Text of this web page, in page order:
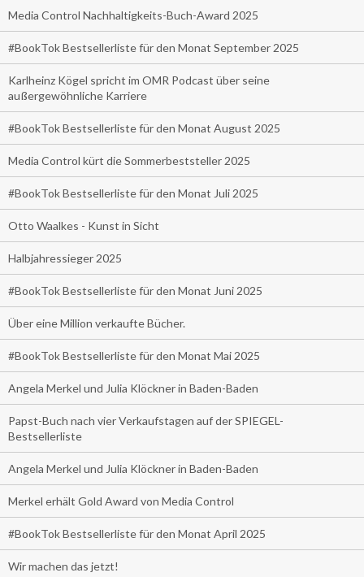
Media Control Nachhaltigkeits-Buch-Award 2025
#BookTok Bestsellerliste für den Monat September 2025
Karlheinz Kögel spricht im OMR Podcast über seine
außergewöhnliche Karriere
#BookTok Bestsellerliste für den Monat August 2025
Media Control kürt die Sommerbeststeller 2025
#BookTok Bestsellerliste für den Monat Juli 2025
Otto Waalkes - Kunst in Sicht
Halbjahressieger 2025
#BookTok Bestsellerliste für den Monat Juni 2025
Über eine Million verkaufte Bücher.
#BookTok Bestsellerliste für den Monat Mai 2025
Angela Merkel und Julia Klöckner in Baden-Baden
Papst-Buch nach vier Verkaufstagen auf der SPIEGEL-
Bestsellerliste
Angela Merkel und Julia Klöckner in Baden-Baden
Merkel erhält Gold Award von Media Control
#BookTok Bestsellerliste für den Monat April 2025
Wir machen das jetzt!